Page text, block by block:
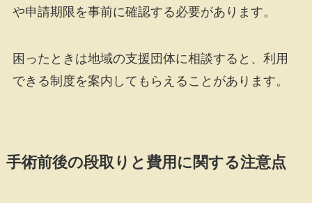
や申請期限を事前に確認する必要があります。
困ったときは地域の支援団体に相談すると、利用
できる制度を案内してもらえることがあります。
手術前後の段取りと費用に関する注意点